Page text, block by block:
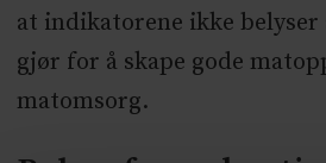
at indikatorene ikke belyser
gjør for å skape gode
matomsorg.